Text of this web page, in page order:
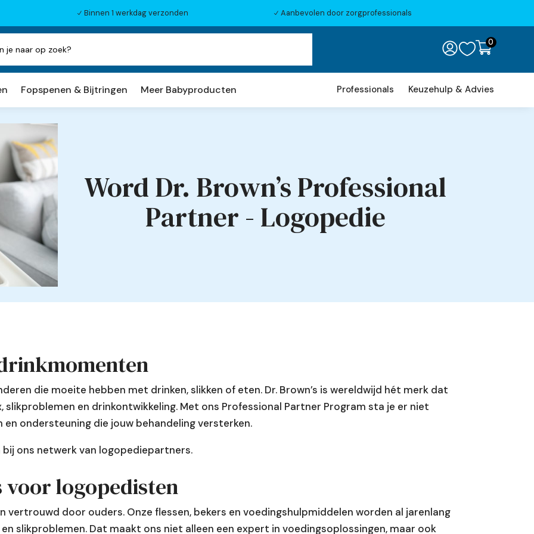
N Binnen 1 werkdag verzonden N Aanbevolen door zorgprofessionals
 0
én fles?
Fopspenen & Bijtringen Meer Babyproducten
te steriliseren?
Professionals Keuzehulp & Advies
Word Dr. Brown’s Professional
Partner - Logopedie
die moeite hebben met drinken, slikken of eten. Dr. Brown’s is wereldwijd hét merk dat
en drinkontwikkeling. Met ons Professional Partner Program sta je er niet
ondersteuning die jouw behandeling versterken.
bij ons netwerk van logopediepartners.
voor logopedisten
vertrouwd door ouders. Onze flessen, bekers en voedingshulpmiddelen worden al jarenlang
slikproblemen. Dat maakt ons niet alleen een expert in voedingsoplossingen, maar ook